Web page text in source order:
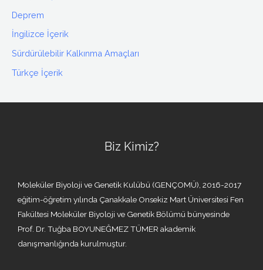
Deprem
İngilizce İçerik
Sürdürülebilir Kalkınma Amaçları
Türkçe İçerik
Biz Kimiz?
Moleküler Biyoloji ve Genetik Kulübü (GENÇOMÜ), 2016-2017
eğitim-öğretim yılında Çanakkale Onsekiz Mart Üniversitesi Fen
Fakültesi Moleküler Biyoloji ve Genetik Bölümü bünyesinde
Prof. Dr. Tuğba BOYUNEĞMEZ TÜMER akademik
danışmanlığında kurulmuştur.